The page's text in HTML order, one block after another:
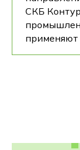
СКБ
применяют